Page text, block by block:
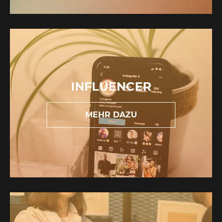
INFLUENCER
MEHR DAZU